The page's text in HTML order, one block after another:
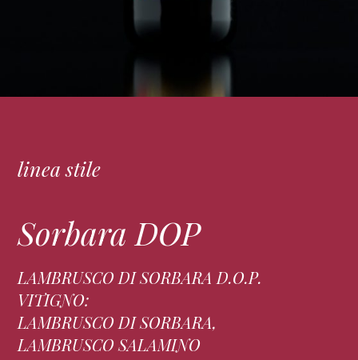
linea stile
Sorbara DOP
LAMBRUSCO DI SORBARA D.O.P.
VITIGNO:
LAMBRUSCO DI SORBARA,
LAMBRUSCO SALAMINO